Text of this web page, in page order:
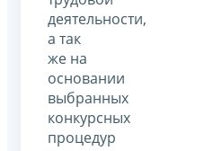
деятельности,
а так
же на
основании
выбранных
конкурсных
процедур